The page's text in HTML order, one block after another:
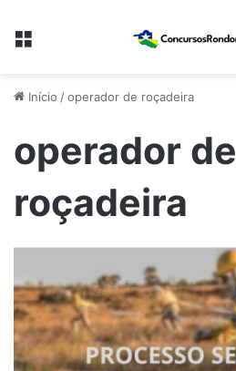
Menu
Início /operador de roçadeira
operador de
roçadeira